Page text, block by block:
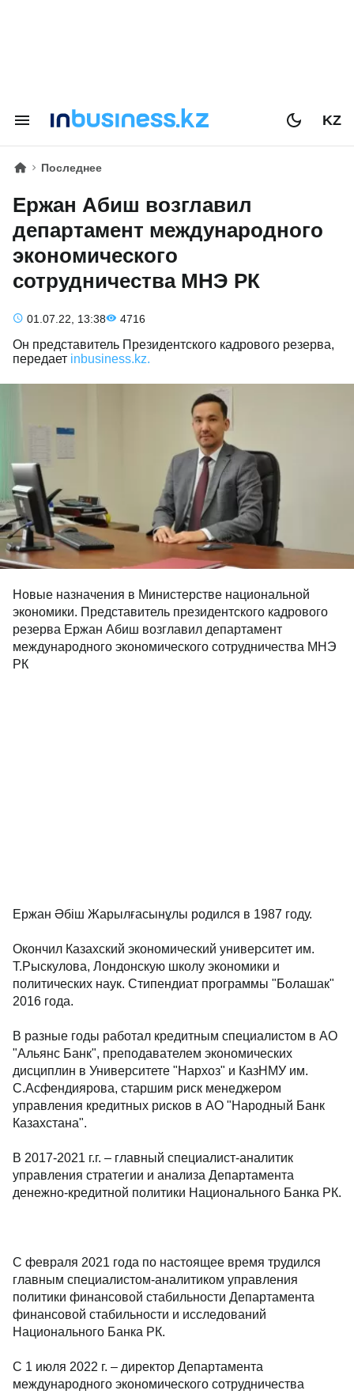
KZ
Последнее
Ержан Абиш возглавил
департамент международного
экономического
сотрудничества МНЭ РК
01.07.22, 13:38 4716
Он представитель Президентского кадрового резерва,
передает inbusiness.kz.
Новые назначения в Министерстве национальной
экономики. Представитель президентского кадрового
резерва Ержан Абиш возглавил департамент
международного экономического сотрудничества МНЭ
РК
Ержан Әбіш Жарылғасынұлы родился в 1987 году.
Окончил Казахский экономический университет им.
Т.Рыскулова, Лондонскую школу экономики и
политических наук. Стипендиат программы "Болашак"
2016 года.
В разные годы работал кредитным специалистом в АО
"Альянс Банк", преподавателем экономических
дисциплин в Университете "Нархоз" и КазНМУ им.
С.Асфендиярова, старшим риск менеджером
управления кредитных рисков в АО "Народный Банк
Казахстана".
В 2017-2021 г.г. – главный специалист-аналитик
управления стратегии и анализа Департамента
денежно-кредитной политики Национального Банка РК.
С февраля 2021 года по настоящее время трудился
главным специалистом-аналитиком управления
политики финансовой стабильности Департамента
финансовой стабильности и исследований
Национального Банка РК.
С 1 июля 2022 г. – директор Департамента
международного экономического сотрудничества